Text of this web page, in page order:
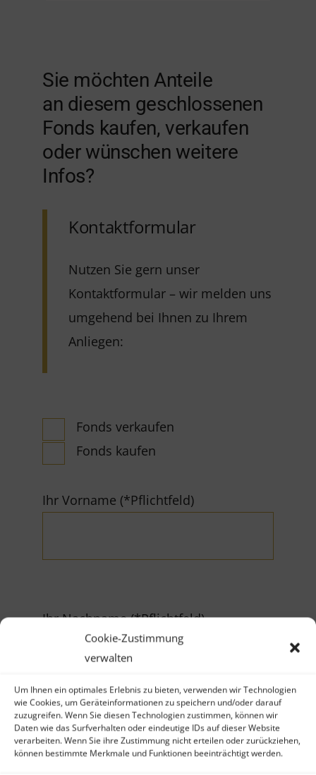
Cookie-Zustimmung
verwalten
Um Ihnen ein optimales Erlebnis zu bieten, verwenden wir Technologien
wie Cookies, um Geräteinformationen zu speichern und/oder darauf
zuzugreifen. Wenn Sie diesen Technologien zustimmen, können wir
Daten wie das Surfverhalten oder eindeutige IDs auf dieser Website
verarbeiten. Wenn Sie ihre Zustimmung nicht erteilen oder zurückziehen,
können bestimmte Merkmale und Funktionen beeinträchtigt werden.
Sie möchten Anteile
an diesem geschlossenen
Fonds kaufen, verkaufen
oder wünschen weitere
Infos?
Kontaktformular
Nutzen Sie gern unser
Kontaktformular – wir melden uns
umgehend bei Ihnen zu Ihrem
Anliegen:
Fonds verkaufen
Fonds kaufen
Ihr Vorname (*Pflichtfeld)
Ihr Nachname (*Pflichtfeld)
Firma